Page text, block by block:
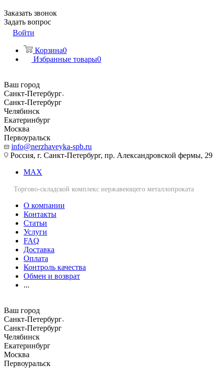
Заказать звонок
Задать вопрос
Войти
Корзина0
Избранные товары0
Ваш город
Санкт-Петербург
Санкт-Петербург
Челябинск
Екатеринбург
Москва
Первоуральск
info@nerzhaveyka-spb.ru
Россия, г. Санкт-Петербург, пр. Александровской фермы, 29
MAX
Торгово-складской комплекс нержавеющего металлопроката
О компании
Контакты
Статьи
Услуги
FAQ
Доставка
Оплата
Контроль качества
Обмен и возврат
...
Ваш город
Санкт-Петербург
Санкт-Петербург
Челябинск
Екатеринбург
Москва
Первоуральск